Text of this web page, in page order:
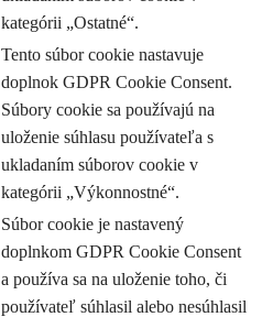
kategórii „Ostatné“.
Tento súbor cookie nastavuje
doplnok GDPR Cookie Consent.
Súbory cookie sa používajú na
uloženie súhlasu používateľa s
ukladaním súborov cookie v
kategórii „Výkonnostné“.
Súbor cookie je nastavený
doplnkom GDPR Cookie Consent
a používa sa na uloženie toho, či
používateľ súhlasil alebo nesúhlasil